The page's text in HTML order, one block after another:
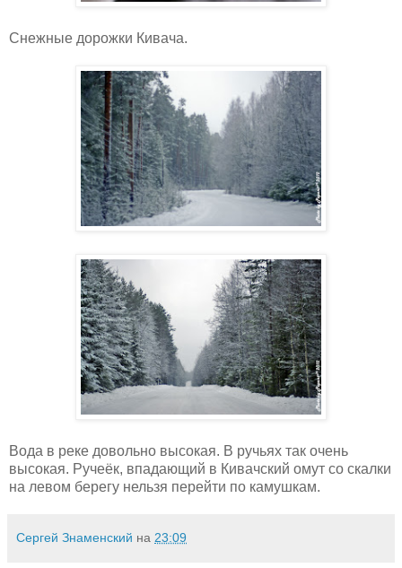
Снежные дорожки Кивача.
Вода в реке довольно высокая. В ручьях так очень
высокая. Ручеёк, впадающий в Кивачский омут со скалки
на левом берегу нельзя перейти по камушкам.
Сергей Знаменский на 23:09